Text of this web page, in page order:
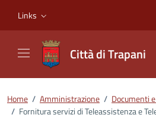
Links
Città di Trapani
Home / Amministrazione / Documenti
/ Fornitura servizi di Teleassistenza e